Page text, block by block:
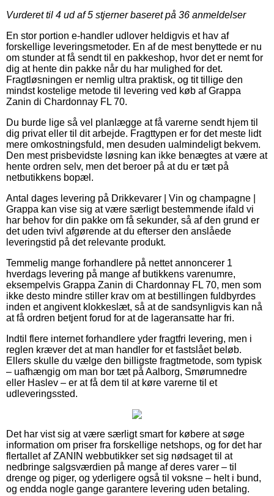
Vurderet til 4 ud af 5 stjerner baseret på 36 anmeldelser
En stor portion e-handler udlover heldigvis et hav af
forskellige leveringsmetoder. En af de mest benyttede er nu
om stunder at få sendt til en pakkeshop, hvor det er nemt for
dig at hente din pakke når du har mulighed for det.
Fragtløsningen er nemlig ultra praktisk, og tit tillige den
mindst kostelige metode til levering ved køb af Grappa
Zanin di Chardonnay FL 70.
Du burde lige så vel planlægge at få varerne sendt hjem til
dig privat eller til dit arbejde. Fragttypen er for det meste lidt
mere omkostningsfuld, men desuden ualmindeligt bekvem.
Den mest prisbevidste løsning kan ikke benægtes at være at
hente ordren selv, men det beroer på at du er tæt på
netbutikkens bopæl.
Antal dages levering på Drikkevarer | Vin og champagne |
Grappa kan vise sig at være særligt bestemmende ifald vi
har behov for din pakke om få sekunder, så af den grund er
det uden tvivl afgørende at du efterser den anslåede
leveringstid på det relevante produkt.
Temmelig mange forhandlere på nettet annoncerer 1
hverdags levering på mange af butikkens varenumre,
eksempelvis Grappa Zanin di Chardonnay FL 70, men som
ikke desto mindre stiller krav om at bestillingen fuldbyrdes
inden et angivent klokkeslæt, så at de sandsynligvis kan nå
at få ordren betjent forud for at de lageransatte har fri.
Indtil flere internet forhandlere yder fragtfri levering, men i
reglen kræver det at man handler for et fastslået beløb.
Ellers skulle du vælge den billigste fragtmetode, som typisk
– uafhængig om man bor tæt på Aalborg, Smørumnedre
eller Haslev – er at få dem til at køre varerne til et
udleveringssted.
Det har vist sig at være særligt smart for købere at søge
information om priser fra forskellige netshops, og for det har
flertallet af ZANIN webbutikker set sig nødsaget til at
nedbringe salgsværdien på mange af deres varer – til
drenge og piger, og yderligere også til voksne – helt i bund,
og endda nogle gange garantere levering uden betaling.